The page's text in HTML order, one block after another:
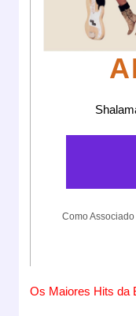
Como
Os Maiores Hits da